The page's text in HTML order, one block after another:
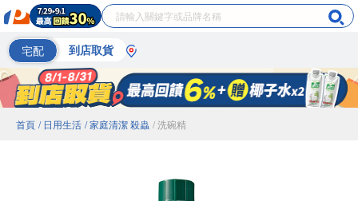
宅配 到店取貨
首頁 / 日用生活 / 家庭清潔 殺蟲 / 洗碗精